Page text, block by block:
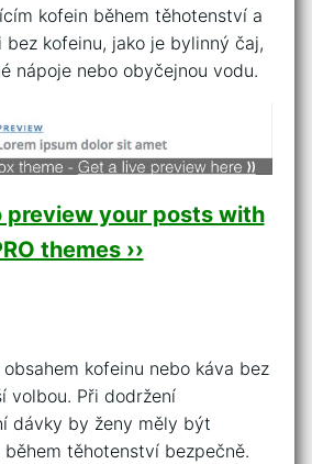
kofein během těhotenství a
kofeinu, jako je bylinný čaj,
nápoje nebo obyčejnou vodu.
preview your posts with
themes ››
kofeinu nebo káva bez
volbou. Při dodržení
dávky by ženy měly být
těhotenství bezpečně.